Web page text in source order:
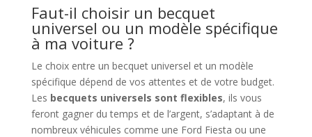
Faut-il choisir un becquet
universel ou un modèle spécifique
à ma voiture ?
Le choix entre un becquet universel et un modèle
spécifique dépend de vos attentes et de votre budget.
Les becquets universels sont flexibles, ils vous
feront gagner du temps et de l’argent, s’adaptant à de
nombreux véhicules comme une Ford Fiesta ou une